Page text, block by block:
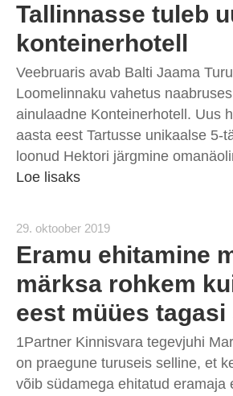
Tallinnasse tuleb
konteinerhotell
Veebruaris avab Balti Jaama
Loomelinnaku vahetus
ainulaadne Konteinerhotell. Uus
aasta eest Tartusse unikaalse 5-
loonud Hektori järgmine
Loe lisaks
29. oktoober 2019
Eramu ehitamine
märksa rohkem
eest müües tagasi
1Partner Kinnisvara tegevjuhi
on praegune turuseis selline, et
võib südamega ehitatud eramaja